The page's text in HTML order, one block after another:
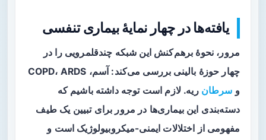
یافته‌ها در چهار نمایهٔ بیماری تنفسی
مرور، نحوهٔ برهم‌کنش این شبکه چندقلمرویی را در
چهار حوزهٔ بالینی بررسی می‌کند: آسم، COPD، ARDS
و سرطان ریه. لازم است توجه داشته باشیم که
دسته‌بندی این بیماری‌ها در مرور برای تبیین یک طیف
مفهومی از اختلالات ایمنی-میکروبیولوژیک است و